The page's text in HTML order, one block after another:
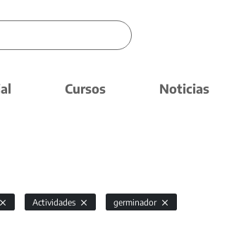
Cursos Noticias
Actividades
germinador